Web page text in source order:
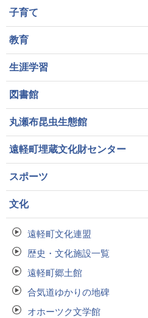
子育て
教育
生涯学習
図書館
丸瀬布昆虫生態館
遠軽町埋蔵文化財センター
スポーツ
文化
遠軽町文化連盟
歴史・文化施設一覧
遠軽町郷土館
合気道ゆかりの地碑
オホーツク文学館